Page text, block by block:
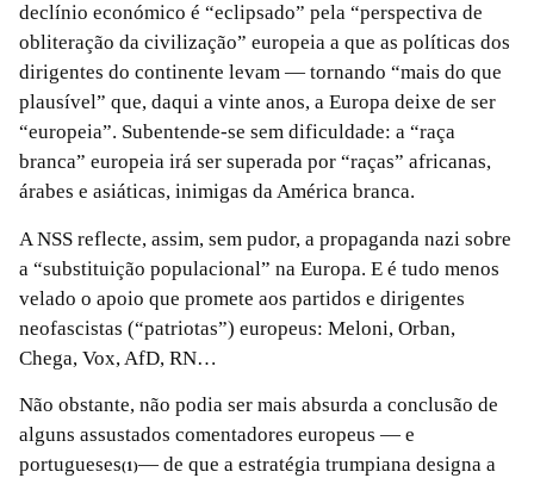
declínio económico é “eclipsado” pela “perspectiva de
obliteração da civilização” europeia a que as políticas dos
dirigentes do continente levam — tornando “mais do que
plausível” que, daqui a vinte anos, a Europa deixe de ser
“europeia”. Subentende-se sem dificuldade: a “raça
branca” europeia irá ser superada por “raças” africanas,
árabes e asiáticas, inimigas da América branca.
A NSS reflecte, assim, sem pudor, a propaganda nazi sobre
a “substituição populacional” na Europa. E é tudo menos
velado o apoio que promete aos partidos e dirigentes
neofascistas (“patriotas”) europeus: Meloni, Orban,
Chega, Vox, AfD, RN…
Não obstante, não podia ser mais absurda a conclusão de
alguns assustados comentadores europeus — e
portugueses(1)— de que a estratégia trumpiana designa a